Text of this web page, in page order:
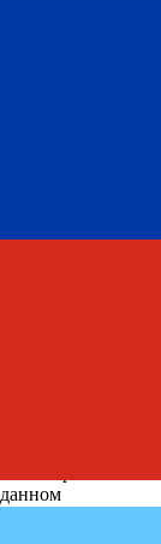
«Профи-
обеспечивая
удобную
свободные
качеством
собрали всю